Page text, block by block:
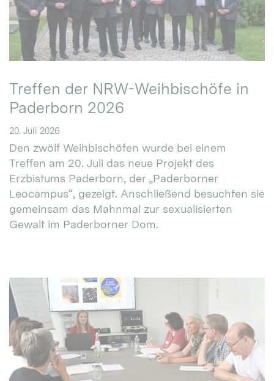
Treffen der NRW-Weihbischöfe in
Paderborn 2026
20. Juli 2026
Den zwölf Weihbischöfen wurde bei einem
Treffen am 20. Juli das neue Projekt des
Erzbistums Paderborn, der „Paderborner
Leocampus“, gezeigt. Anschließend besuchten sie
gemeinsam das Mahnmal zur sexualisierten
Gewalt im Paderborner Dom.